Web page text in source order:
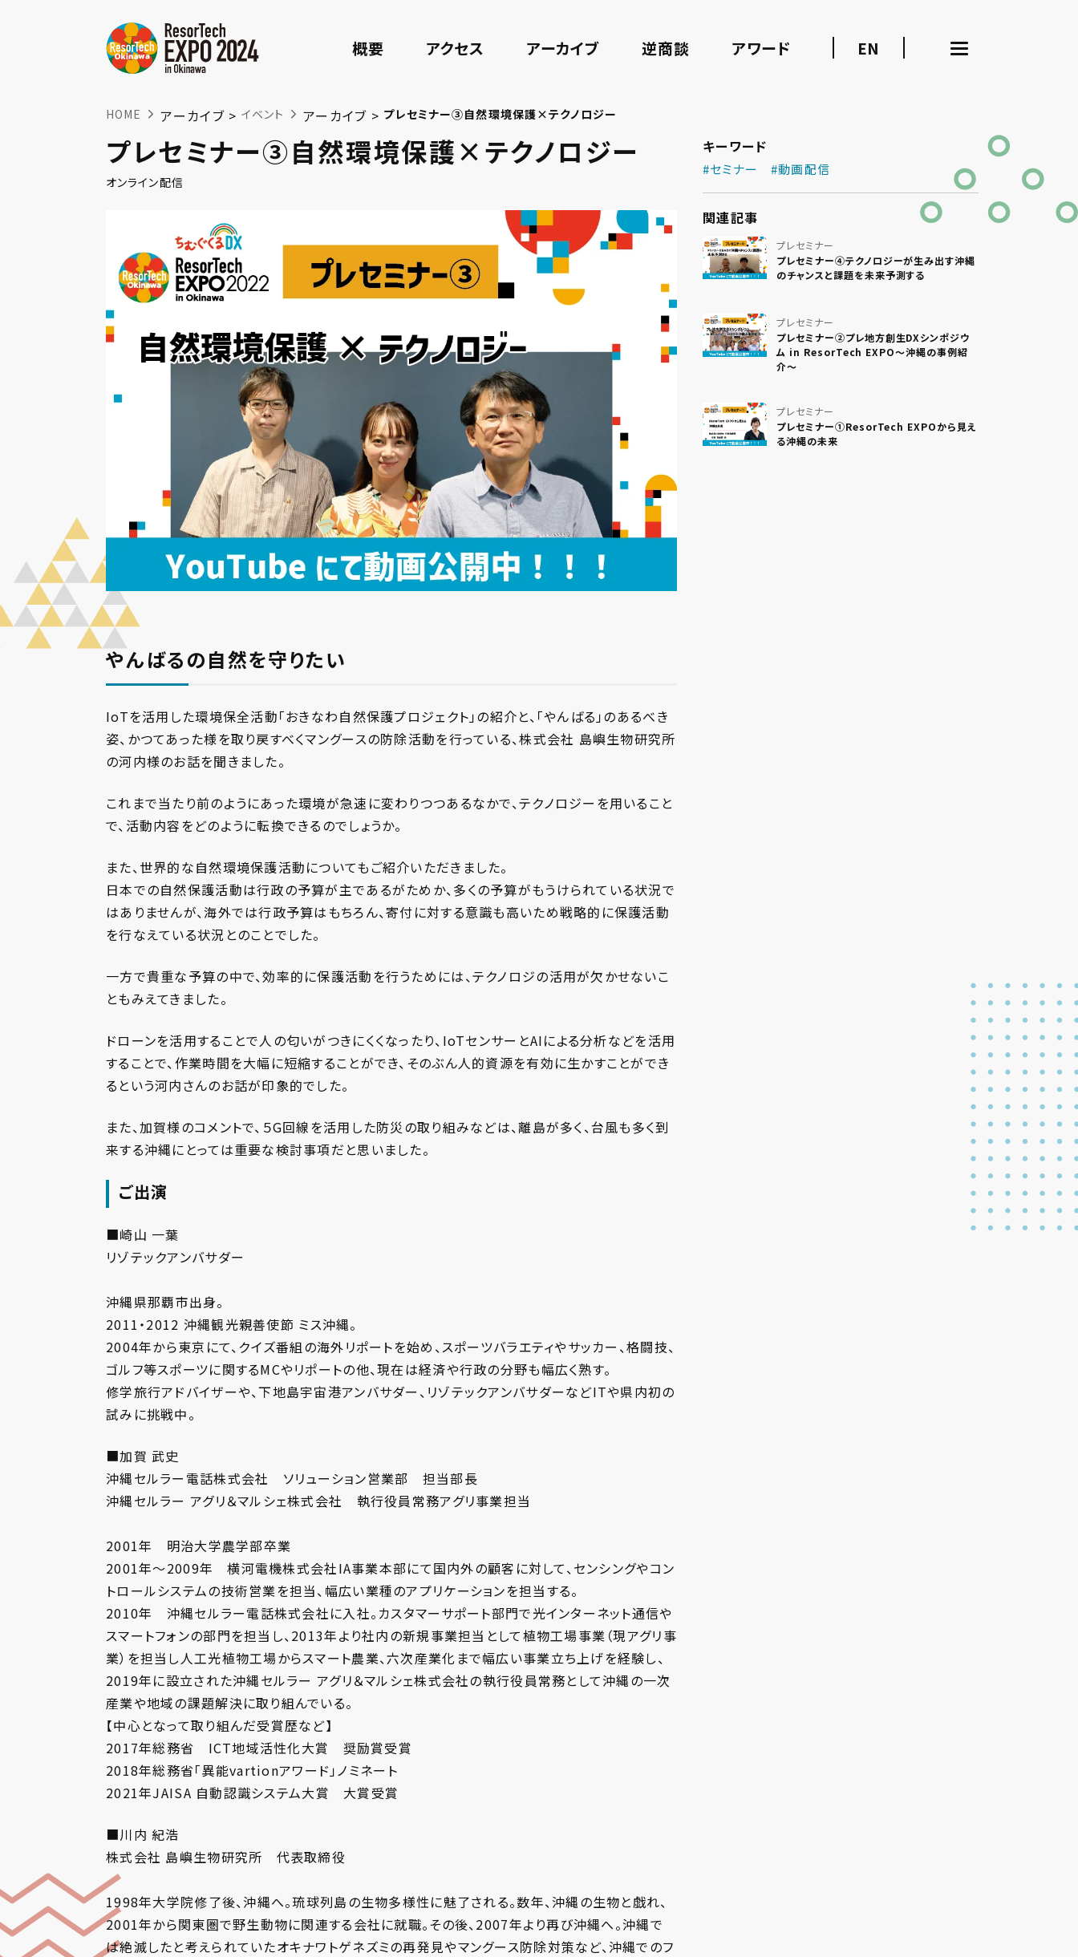
概要 アクセス アーカイブ 逆商談 アワード EN
HOME アーカイブ > イベント アーカイブ > プレセミナー③自然環境保護×テクノロジー
プレセミナー③自然環境保護×テクノロジー
オンライン配信
キーワード
#セミナー #動画配信
関連記事
プレセミナー
プレセミナー④テクノロジーが生み出す沖縄
のチャンスと課題を未来予測する
プレセミナー
プレセミナー②プレ地方創生DXシンポジウ
ム in ResorTech EXPO〜沖縄の事例紹
介〜
プレセミナー
プレセミナー①ResorTech EXPOから見え
る沖縄の未来
やんばるの自然を守りたい
IoTを活用した環境保全活動「おきなわ自然保護プロジェクト」の紹介と、「やんばる」のあるべき
姿、かつてあった様を取り戻すべくマングースの防除活動を行っている、株式会社 島嶼生物研究所
の河内様のお話を聞きました。
これまで当たり前のようにあった環境が急速に変わりつつあるなかで、テクノロジーを用いること
で、活動内容をどのように転換できるのでしょうか。
また、世界的な自然環境保護活動についてもご紹介いただきました。
日本での自然保護活動は行政の予算が主であるがためか、多くの予算がもうけられている状況で
はありませんが、海外では行政予算はもちろん、寄付に対する意識も高いため戦略的に保護活動
を行なえている状況とのことでした。
一方で貴重な予算の中で、効率的に保護活動を行うためには、テクノロジの活用が欠かせないこ
ともみえてきました。
ドローンを活用することで人の匂いがつきにくくなったり、IoTセンサーとAIによる分析などを活用
することで、作業時間を大幅に短縮することができ、そのぶん人的資源を有効に生かすことができ
るという河内さんのお話が印象的でした。
また、加賀様のコメントで、５G回線を活用した防災の取り組みなどは、離島が多く、台風も多く到
来する沖縄にとっては重要な検討事項だと思いました。
ご出演
■崎山 一葉
リゾテックアンバサダー
沖縄県那覇市出身。​
2011・2012 沖縄観光親善使節 ミス沖縄。​
2004年から東京にて、クイズ番組の海外リポートを始め、スポーツバラエティやサッカー、格闘技、
ゴルフ等スポーツに関するMCやリポートの他、現在は経済や行政の分野も幅広く熟す。​
修学旅行アドバイザーや、下地島宇宙港アンバサダー、リゾテックアンバサダーなどITや県内初の
試みに挑戦中。​
■加賀 武史
沖縄セルラー電話株式会社 ソリューション営業部 担当部長​
沖縄セルラー アグリ＆マルシェ株式会社 執行役員常務アグリ事業担当
2001年 明治大学農学部卒業​
2001年～2009年 横河電機株式会社IA事業本部にて国内外の顧客に対して、センシングやコン
トロールシステムの技術営業を担当、幅広い業種のアプリケーションを担当する。​
2010年 沖縄セルラー電話株式会社に入社。カスタマーサポート部門で光インターネット通信や
スマートフォンの部門を担当し、2013年より社内の新規事業担当として植物工場事業（現アグリ事
業）を担当し人工光植物工場からスマート農業、六次産業化まで幅広い事業立ち上げを経験し、
2019年に設立された沖縄セルラー アグリ＆マルシェ株式会社の執行役員常務として沖縄の一次
産業や地域の課題解決に取り組んでいる。​
【中心となって取り組んだ受賞歴など】​
2017年総務省 ICT地域活性化大賞 奨励賞受賞​
2018年総務省「異能vartionアワード」ノミネート​
2021年JAISA 自動認識システム大賞 大賞受賞
■川内 紀浩
株式会社 島嶼生物研究所​ 代表取締役
1998年大学院修了後、沖縄へ。琉球列島の生物多様性に魅了される。数年、沖縄の生物と戯れ、
2001年から関東圏で野生動物に関連する会社に就職。その後、2007年より再び沖縄へ。沖縄で
は絶滅したと考えられていたオキナワトゲネズミの再発見やマングース防除対策など、沖縄でのフ